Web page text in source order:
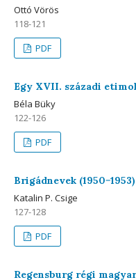
Ottó Vörös
118-121
PDF
Egy XVII. századi
Béla Büky
122-126
PDF
Brigádnevek (1950−1953)
Katalin P. Csige
127-128
PDF
Regensburg régi